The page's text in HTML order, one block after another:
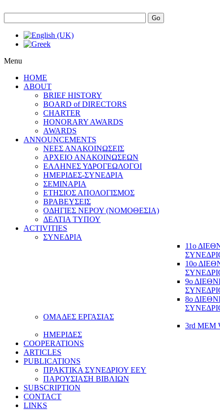
Go
Menu
HOME
ABOUT
BRIEF HISTORY
BOARD of DIRECTORS
CHARTER
HONORARY AWARDS
AWARDS
ANNOUNCEMENTS
ΝΕΕΣ ΑΝΑΚΟΙΝΩΣΕΙΣ
ΑΡΧΕΙΟ ΑΝΑΚΟΙΝΩΣΕΩΝ
ΕΛΛΗΝΕΣ ΥΔΡΟΓΕΩΛΟΓΟΙ
ΗΜΕΡΙΔΕΣ-ΣΥΝΕΔΡΙΑ
ΣΕΜΙΝΑΡΙΑ
ΕΤΗΣΙΟΣ ΑΠΟΛΟΓΙΣΜΟΣ
ΒΡΑΒΕΥΣΕΙΣ
ΟΔΗΓΙΕΣ ΝΕΡΟΥ (ΝΟΜΟΘΕΣΙΑ)
ΔΕΛΤΙΑ ΤΥΠΟΥ
ACTIVITIES
ΣΥΝΕΔΡΙΑ
11ο
10ο
9ο
8ο
ΟΜΑΔΕΣ ΕΡΓΑΣΙΑΣ
3rd MEM
ΗΜΕΡΙΔΕΣ
COOPERATIONS
ARTICLES
PUBLICATIONS
ΠΡΑΚΤΙΚΑ ΣΥΝΕΔΡΙΟΥ ΕΕΥ
ΠΑΡΟΥΣΙΑΣΗ ΒΙΒΛΙΩΝ
SUBSCRIPTION
CONTACT
LINKS